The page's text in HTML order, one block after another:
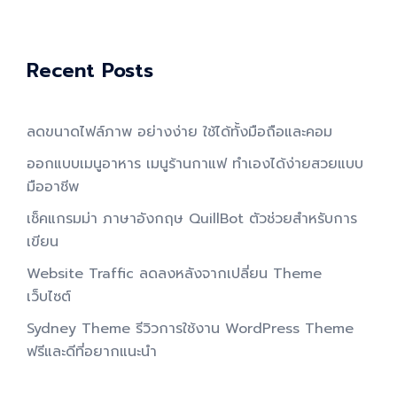
Recent Posts
ลดขนาดไฟล์ภาพ อย่างง่าย ใช้ได้ทั้งมือถือและคอม
ออกแบบเมนูอาหาร เมนูร้านกาแฟ ทำเองได้ง่ายสวยแบบ
มืออาชีพ
เช็คแกรมม่า ภาษาอังกฤษ QuillBot ตัวช่วยสำหรับการ
เขียน
Website Traffic ลดลงหลังจากเปลี่ยน Theme
เว็บไซต์
Sydney Theme รีวิวการใช้งาน WordPress Theme
ฟรีและดีที่อยากแนะนำ